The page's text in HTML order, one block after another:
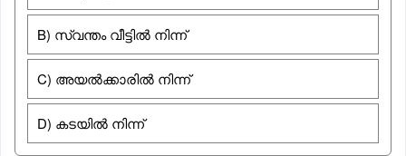
B) സ്വന്തം വീട്ടിൽ നിന്ന്
C) അയൽക്കാരില്‍ നിന്ന്
D) കടയിൽ നിന്ന്